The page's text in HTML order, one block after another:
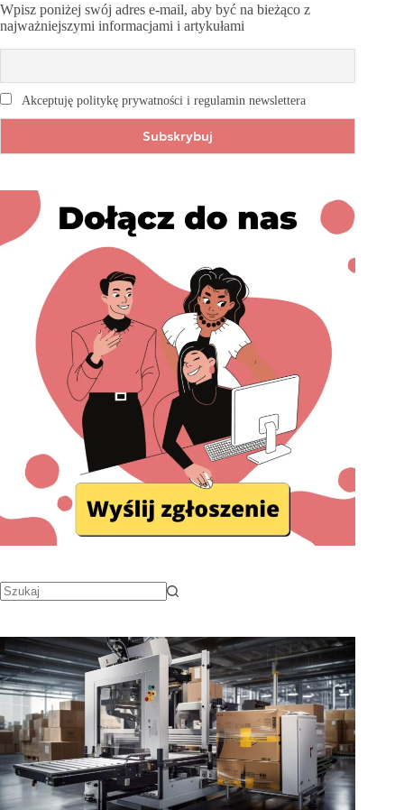
Wpisz poniżej swój adres e-mail, aby być na bieżąco z
najważniejszymi informacjami i artykułami
Akceptuję politykę prywatności i regulamin newslettera